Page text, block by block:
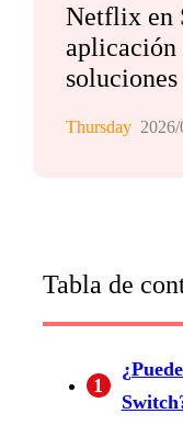
Netflix en
aplicación
Thursday
Tabla de
1